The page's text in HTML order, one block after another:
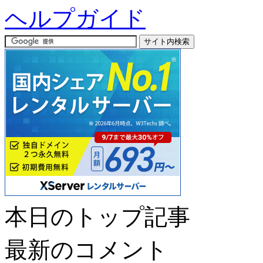
ヘルプガイド
本日のトップ記事
最新のコメント